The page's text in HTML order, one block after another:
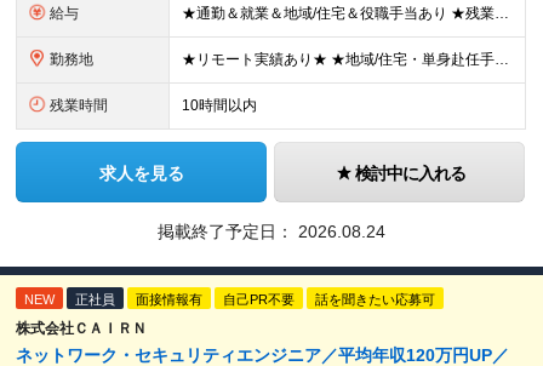
給与 ★通勤＆就業＆地域/住宅＆役職手当あり ★残業代は全額支給 ★選べる給与制度あり！ ■東京・神奈川・千葉・埼玉勤務の場合 月給24.5万円～55万円＋諸手当 （残業代は全額支給） (20,000円の
勤務地 ★リモート実績あり★ ★地域/住宅・単身赴任手当などサポートも万全 ★転任費用や寮・社宅制度も完備しています ★勤務地については希望を考慮の上、決定します ★面接地エリアでの就業率92％以上！ 『地
残業時間 10時間以内
求人を見る 検討中に入れる
掲載終了予定日： 2026.08.24
NEW 正社員 面接情報有 自己PR不要 話を聞きたい応募可
株式会社ＣＡＩＲＮ
ネットワーク・セキュリティエンジニア／平均年収120万円UP／